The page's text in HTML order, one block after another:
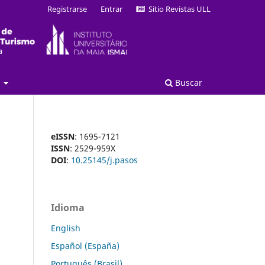
Buscar
Registrarse Entrar Sitio Revistas ULL
eISSN: 1695-7121
ISSN: 2529-959X
DOI: 10.25145/j.pasos
Idioma
English
Español (España)